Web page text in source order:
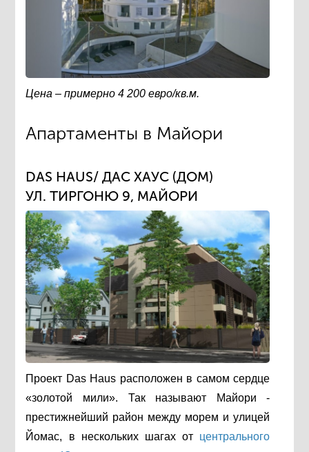
Цена – примерно 4 200 евро/кв.м.
Апартаменты в Майори
DAS HAUS/ ДАС ХАУС (ДОМ)
УЛ. ТИРГОНЮ 9, МАЙОРИ
Проект Das Haus расположен в самом сердце
«золотой мили». Так называют Майори -
престижнейший район между морем и улицей
Йомас, в нескольких шагах от центрального